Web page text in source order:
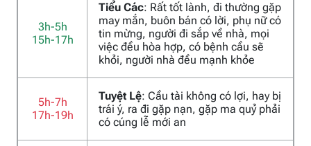
3h-5h
15h-17h
Tiểu Các: Rất tốt lành, đi thường gặp
may mắn, buôn bán có lời, phụ nữ có
tin mừng, người đi sắp về nhà, mọi
việc đều hòa hợp, có bệnh cầu sẽ
khỏi, người nhà đều mạnh khỏe
5h-7h
17h-19h
Tuyệt Lệ: Cầu tài không có lợi, hay bị
trái ý, ra đi gặp nạn, gặp ma quỷ phải
có cúng lễ mới an